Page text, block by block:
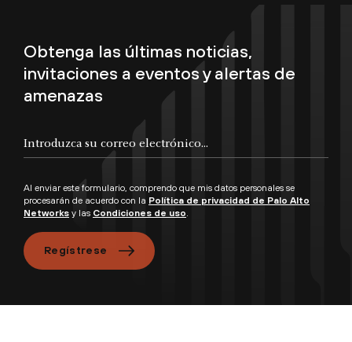
Obtenga las últimas noticias,
invitaciones a eventos y alertas de
amenazas
Al enviar este formulario, comprendo que mis datos personales se
procesarán de acuerdo con la Política de privacidad de Palo Alto
Networks y las Condiciones de uso.
Regístrese